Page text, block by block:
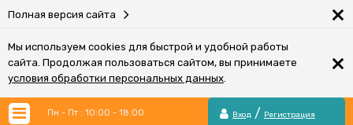
Полная версия сайта ×
Мы используем cookies для быстрой и удобной работы
сайта. Продолжая пользоваться сайтом, вы принимаете
условия обработки персональных данных.
×
Пн - Пт : 10:00 - 18:00 Вход / Регистрация